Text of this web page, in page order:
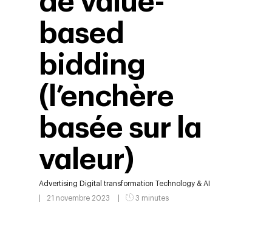
based
bidding
(l’enchère
basée sur la
valeur)
Advertising Digital transformation Technology & AI
21 novembre 2023
3 minutes